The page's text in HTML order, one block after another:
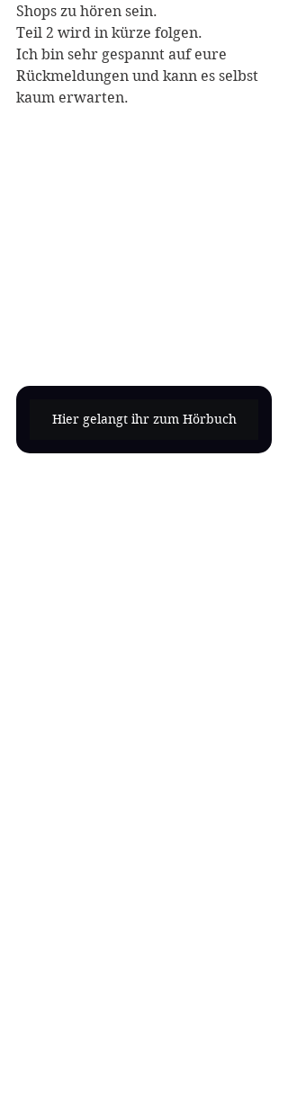
Shops zu hören sein.
Teil 2 wird in kürze folgen.
Ich bin sehr gespannt auf eure
Rückmeldungen und kann es selbst
kaum erwarten.
Hier gelangt ihr zum Hörbuch